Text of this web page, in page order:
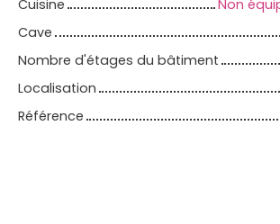
Cuisine
Non
Cave
Nombre d'étages du bâtiment
Localisation
Référence